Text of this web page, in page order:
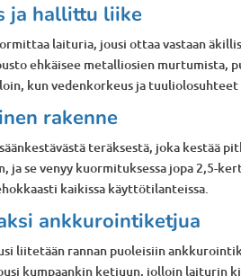
ja hallittu liike
laituria, jousi ottaa vastaan
ehkäisee metalliosien murtumista,
kun vedenkorkeus ja
rakenne
teräksestä, joka kestää
ja se venyy kuormituksessa jopa 2,5-
kaikissa käyttötilanteissa.
ankkurointiketjua
liitetään rannan puoleisiin
kumpaankin ketjuun, jolloin laiturin